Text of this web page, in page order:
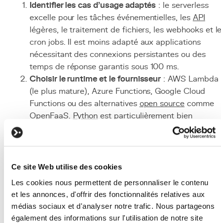
Ce site Web utilise des cookies
Les cookies nous permettent de personnaliser le contenu
et les annonces, d'offrir des fonctionnalités relatives aux
médias sociaux et d'analyser notre trafic. Nous partageons
également des informations sur l'utilisation de notre site
Identifier les cas d'usage adaptés : le serverless
excelle pour les tâches événementielles, les API
légères, le traitement de fichiers, les webhooks et
cron jobs. Il est moins adapté aux applications
nécessitant des connexions persistantes ou des
temps de réponse garantis sous 100 ms.
Choisir le runtime et le fournisseur : AWS Lambda
(le plus mature), Azure Functions, Google Cloud
Functions ou des alternatives open source comme
OpenFaaS. Python est particulièrement bien
supporté dans tous les environnements serverless.
: structurer le code
état persistant vers des services dédiés (
PostgreSQL
Gérer les cold starts
: minimiser la taille des
packages de déploiement, choisir des runtimes
légers (Python, Node.js), et configurer la